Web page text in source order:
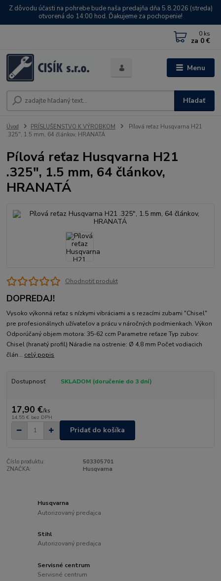
Z dôvodu účasti na pohrebe bude naša predajňa dňa 5.8.2026 (streda)
otvorená do 14:00 hod. Ďakujeme za pochopenie!
Menu
Hľadať
0 ks
za 0 €
Úvod PRÍSLUŠENSTVO K VÝROBKOM
Pílová reťaz Husqvarna H21
.325", 1.5 mm, 64 článkov, HRANATÁ
Pílová reťaz Husqvarna H21
.325", 1.5 mm, 64 článkov,
HRANATÁ
Ohodnotiť produkt
DOPREDAJ!
Vysoko výkonná reťaz s nízkymi vibráciami a s rezacími zubami "Chisel"
pre profesionálnych užívateľov a prácu v náročných podmienkach. Výkon
Odporúčaný objem motora: 35-62 ccm Parametre reťaze Typ zubov:
Chisel (hranatý profil) Náradie na ostrenie: Ø 4,8 mm Počet vodiacich
člán... celý popis
Dostupnosť SKLADOM (doručenie do 3 dní)
17,90 €/ks
14,55 € bez DPH
Pridať do košíka
Číslo produktu:
503305701
ZNAČKA:
Husqvarna
Husqvarna
Autorizovaný predajca
Stihl
Autorizovaný predajca
Servisné centrum
Servisné centrum